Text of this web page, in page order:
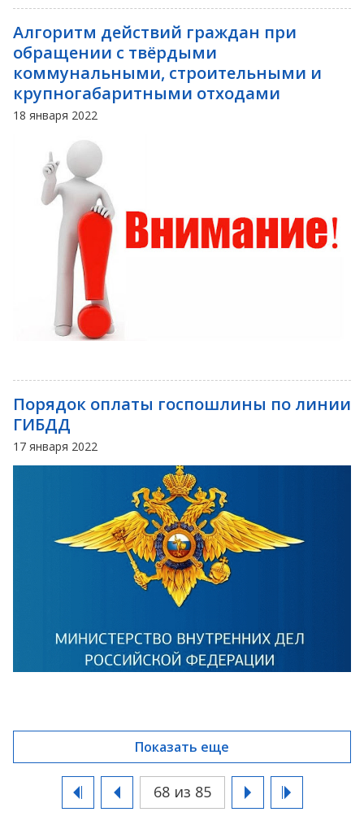
Алгоритм действий граждан при
обращении с твёрдыми
коммунальными, строительными и
крупногабаритными отходами
18 января 2022
Порядок оплаты госпошлины по линии
ГИБДД
17 января 2022
Показать еще
68 из 85